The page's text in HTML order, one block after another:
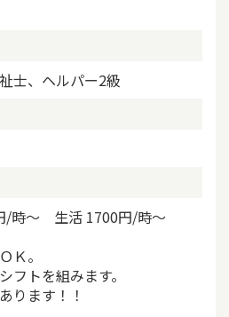
士、ヘルパー2級
/時～　生活 1700円/時～
Ｋ。
トを組みます。
ります！！